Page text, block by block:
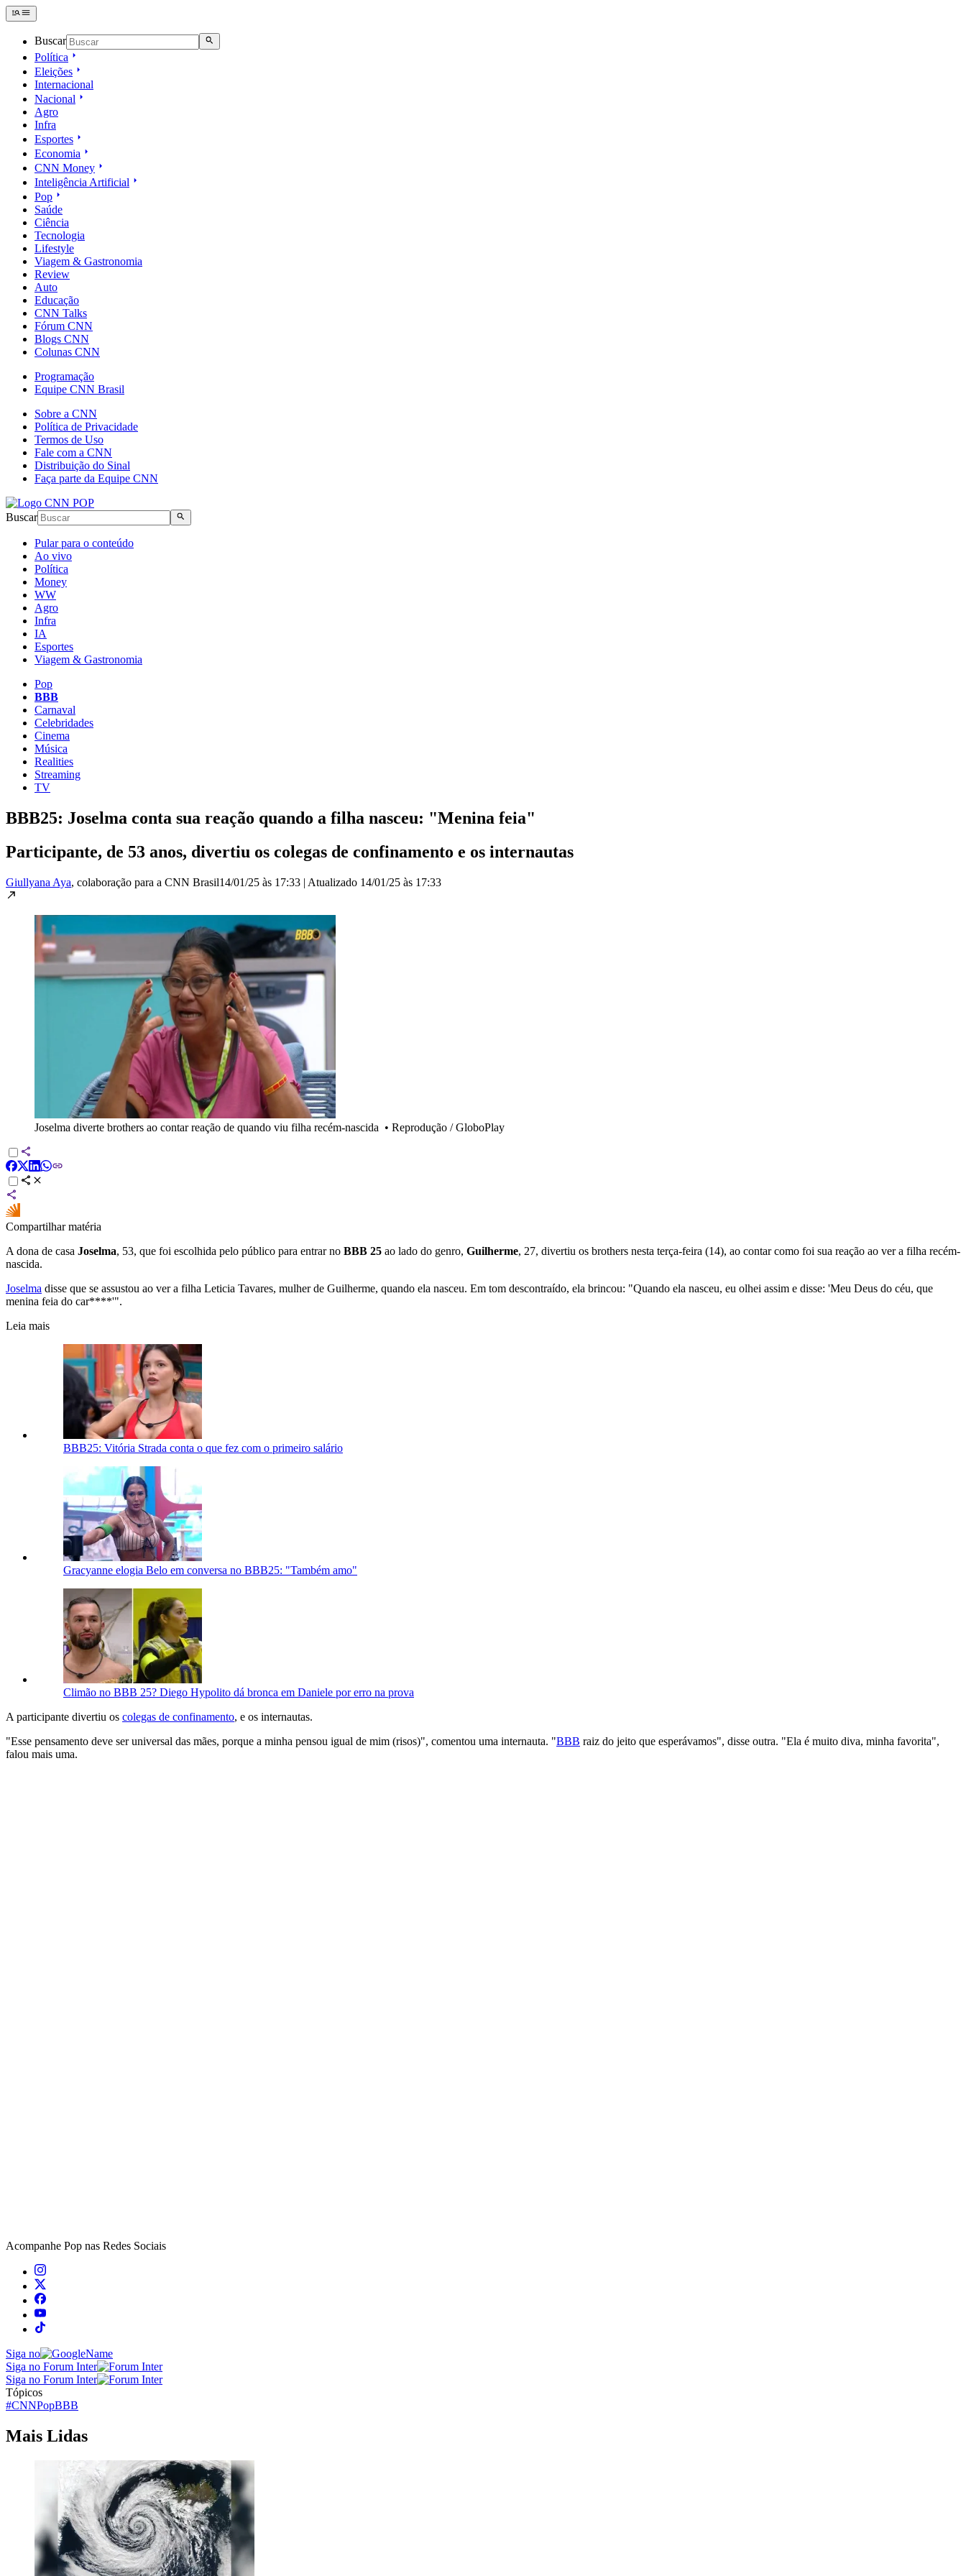
Buscar
Política
Eleições
Internacional
Nacional
Agro
Infra
Esportes
Economia
CNN Money
Inteligência Artificial
Pop
Saúde
Ciência
Tecnologia
Lifestyle
Viagem & Gastronomia
Review
Auto
Educação
CNN Talks
Fórum CNN
Blogs CNN
Colunas CNN
Programação
Equipe CNN Brasil
Sobre a CNN
Política de Privacidade
Termos de Uso
Fale com a CNN
Distribuição do Sinal
Faça parte da Equipe CNN
Buscar
Pular para o conteúdo
Ao vivo
Política
Money
WW
Agro
Infra
IA
Esportes
Viagem & Gastronomia
Pop
BBB
Carnaval
Celebridades
Cinema
Música
Realities
Streaming
TV
BBB25: Joselma conta sua reação quando a filha nasceu: "Menina feia"
Participante, de 53 anos, divertiu os colegas de confinamento e os internautas
Giullyana Aya, colaboração para a CNN Brasil14/01/25 às 17:33 | Atualizado 14/01/25 às 17:33
Joselma diverte brothers ao contar reação de quando viu filha recém-nascida • Reprodução / GloboPlay
Compartilhar matéria
A dona de casa Joselma, 53, que foi escolhida pelo público para entrar no BBB 25 ao lado do genro, Guilherme, 27, divertiu os brothers nesta terça-feira (14), ao contar como foi sua reação ao ver a filha recém-
nascida.
Joselma disse que se assustou ao ver a filha Leticia Tavares, mulher de Guilherme, quando ela nasceu. Em tom descontraído, ela brincou: "Quando ela nasceu, eu olhei assim e disse: 'Meu Deus do céu, que
menina feia do car****'".
Leia mais
BBB25: Vitória Strada conta o que fez com o primeiro salário
Gracyanne elogia Belo em conversa no BBB25: "Também amo"
Climão no BBB 25? Diego Hypolito dá bronca em Daniele por erro na prova
A participante divertiu os colegas de confinamento, e os internautas.
"Esse pensamento deve ser universal das mães, porque a minha pensou igual de mim (risos)", comentou uma internauta. "BBB raiz do jeito que esperávamos", disse outra. "Ela é muito diva, minha favorita",
falou mais uma.
Acompanhe Pop nas Redes Sociais
Siga no
Siga no Forum Inter
Siga no Forum Inter
Tópicos
#CNNPopBBB
Mais Lidas